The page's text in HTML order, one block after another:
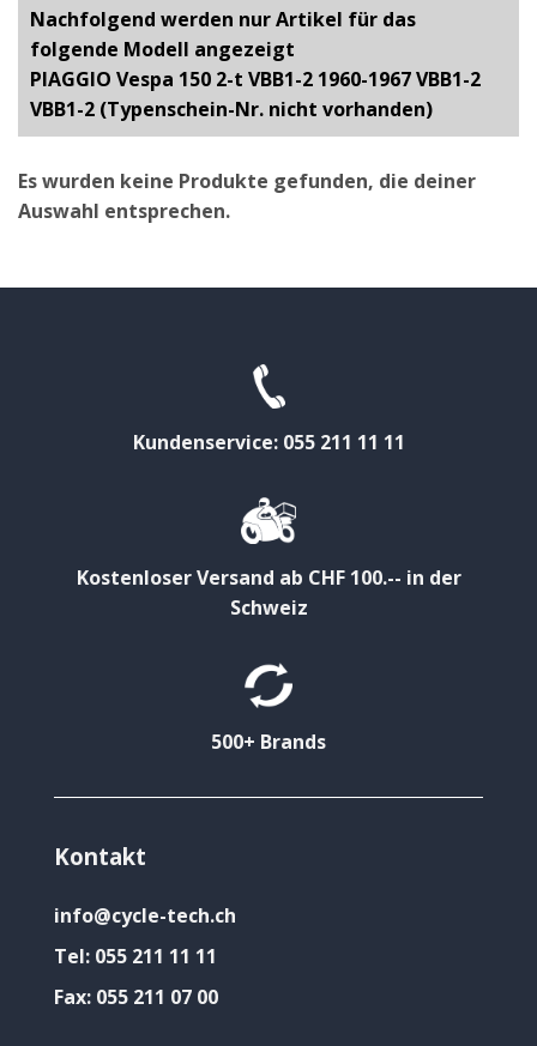
Nachfolgend werden nur Artikel für das
folgende Modell angezeigt
PIAGGIO Vespa 150 2-t VBB1-2 1960-1967 VBB1-2
VBB1-2 (Typenschein-Nr. nicht vorhanden)
Es wurden keine Produkte gefunden, die deiner
Auswahl entsprechen.
Kundenservice: 055 211 11 11
Kostenloser Versand ab CHF 100.-- in der
Schweiz
500+ Brands
Kontakt
info@cycle-tech.ch
Tel: 055 211 11 11
Fax: 055 211 07 00